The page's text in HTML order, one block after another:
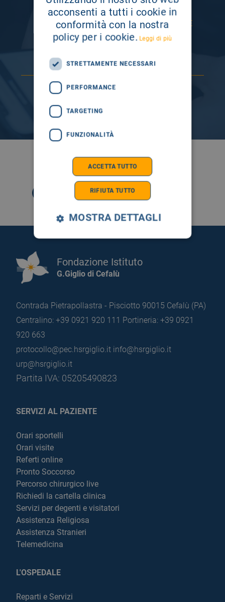
INFORMAZIONE
ISCRIVITI AI NOSTRI CANALI PER RESTARE
SEMPRE AGGIORNATO
SEGUICI SU
Fondazione Istituto
G.Giglio di Cefalù
Contrada Pietrapollastra - Pisciotto 90015 Cefalù (PA)
Centralino: +39 0921 920 111 Portineria: +39 0921
920 663
protocollo@pec.hsrgiglio.it info@hsrgiglio.it
urp@hsrgiglio.it
Partita IVA: 05205490823
SERVIZI AL PAZIENTE
Orari sportelli
Orari visite
Referti online
Pronto Soccorso
Percorso chirurgico live
Richiedi la cartella clinica
Servizi per degenti e visitatori
Assistenza Religiosa
Assistenza Stranieri
Telemedicina
L'OSPEDALE
Reparti e Servizi
acconsenti a tutti i cookie in
conformità con la nostra
policy per i cookie. Leggi di più
STRETTAMENTE NECESSARI
PERFORMANCE
TARGETING
FUNZIONALITÀ
ACCETTA TUTTO
RIFIUTA TUTTO
MOSTRA DETTAGLI